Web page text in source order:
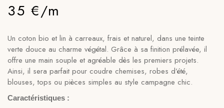
35 €/m
Un coton bio et lin à carreaux, frais et naturel, dans une teinte
verte douce au charme végétal. Grâce à sa finition prélavée, il
offre une main souple et agréable dès les premiers projets.
Ainsi, il sera parfait pour coudre chemises, robes d’été,
blouses, tops ou pièces simples au style campagne chic.
Caractéristiques :